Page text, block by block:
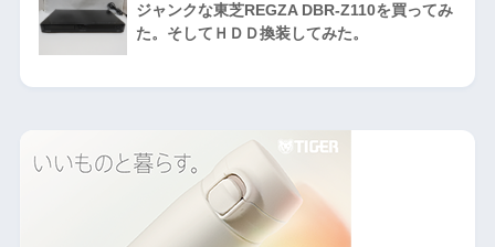
ジャンクな東芝REGZA DBR-Z110を買ってみ
た。そしてＨＤＤ換装してみた。